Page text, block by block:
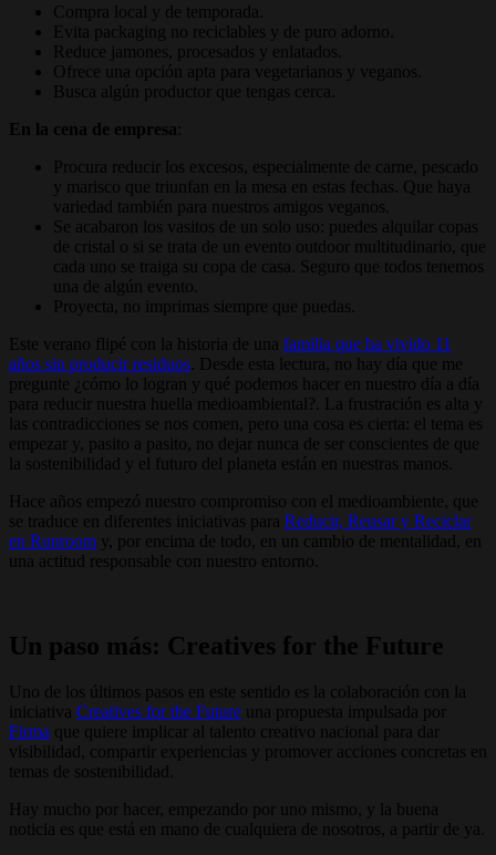
Compra local y de temporada.
Evita packaging no reciclables y de puro adorno.
Reduce jamones, procesados y enlatados.
Ofrece una opción apta para vegetarianos y veganos.
Busca algún productor que tengas cerca.
En la cena de empresa
Procura reducir los excesos, especialmente de carne, pescado
y marisco que triunfan en la mesa en estas fechas. Que haya
variedad también para nuestros amigos veganos.
Se acabaron los vasitos de un solo uso: puedes alquilar copas
de cristal o si se trata de un evento outdoor multitudinario, que
cada uno se traiga su copa de casa. Seguro que todos tenemos
una de algún evento.
Proyecta, no imprimas siempre que puedas.
Este verano flipé con la historia de una familia que ha vivido 11
años sin producir residuos . Desde esta lectura, no hay día que me
pregunte ¿cómo lo logran y qué podemos hacer en nuestro día a día
para reducir nuestra huella medioambiental?. La frustración es alta y
las contradicciones se nos comen, pero una cosa es cierta: el tema es
empezar y, pasito a pasito, no dejar nunca de ser conscientes de que
la sostenibilidad y el futuro del planeta están en nuestras manos.
Hace años empezó nuestro compromiso con el medioambiente, que
se traduce en diferentes iniciativas para Reducir, Reusar y Reciclar
en Runroom y, por encima de todo, en un cambio de mentalidad, en
una actitud responsable con nuestro entorno.
Un paso más: Creatives for the Future
Uno de los últimos pasos en este sentido es la colaboración con la
iniciativa Creatives for the Future una propuesta impulsada por
Firma que quiere implicar al talento creativo nacional para dar
visibilidad, compartir experiencias y promover acciones concretas en
temas de sostenibilidad.
Hay mucho por hacer, empezando por uno mismo, y la buena
noticia es que está en mano de cualquiera de nosotros, a partir de ya.